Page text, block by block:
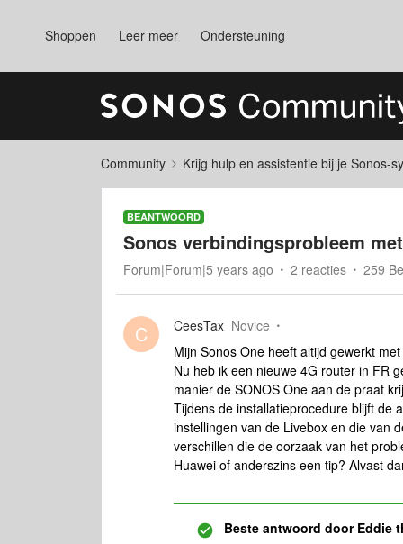
Shoppen Leer meer Ondersteuning
Community Krijg hulp en assistentie bij je Sonos-
BEANTWOORD
Sonos verbindingsprobleem
Forum|Forum|5 years ago 2 reacties 259
C CeesTax Novice
Mijn Sonos One heeft altijd gewerkt
Nu heb ik een nieuwe 4G router in FR
manier de SONOS One aan de praat
Tijdens de installatieprocedure blijft de
instellingen van de Livebox en die van
verschillen die de oorzaak van het
Huawei of anderszins een tip? Alvast
Beste antwoord doorEddie